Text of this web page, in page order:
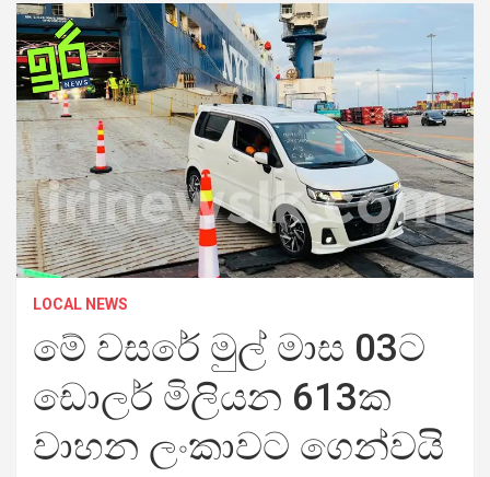
LOCAL NEWS
මේ වසරේ මුල් මාස 03ට
ඩොලර් මිලියන 613ක
වාහන ලංකාවට ගෙන්වයි